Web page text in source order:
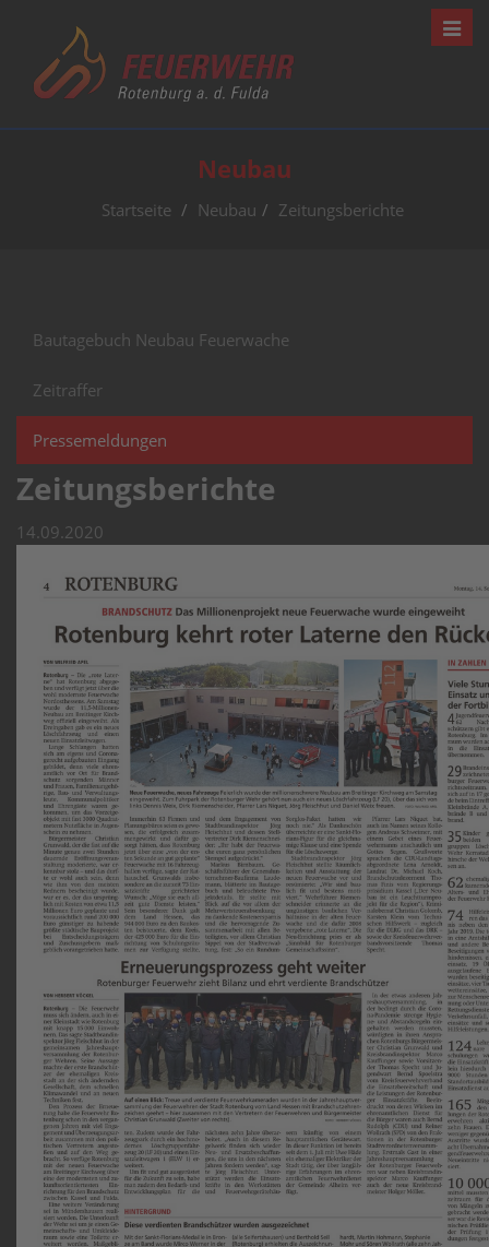
Neubau
Startseite Neubau Zeitungsberichte
Bautagebuch Neubau Feuerwache
Zeitraffer
Pressemeldungen
Zeitungsberichte
14.09.2020